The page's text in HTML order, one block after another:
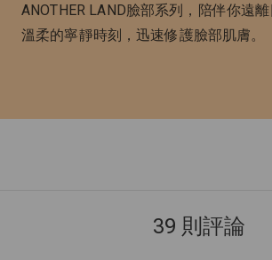
ANOTHER LAND臉部系列，陪伴你遠
溫柔的寧靜時刻，迅速修護臉部肌膚。
39 則評論